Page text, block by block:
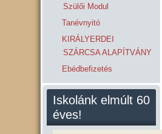
Szülői Modul
Tanévnyitó
KIRÁLYERDEI
SZÁRCSA ALAPÍTVÁNY
Ebédbefizetés
Iskolánk elmúlt 60
éves!